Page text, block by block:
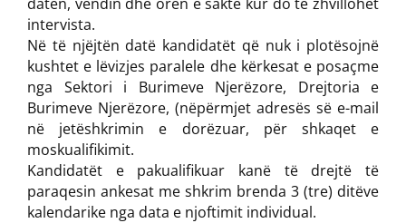
intervista.
Në të njëjtën datë kandidatët që nuk i plotësojnë
kushtet e lëvizjes paralele dhe kërkesat e posaçme
nga Sektori i Burimeve Njerëzore, Drejtoria e
Burimeve Njerëzore, (nëpërmjet adresës së e-mail
në jetëshkrimin e dorëzuar, për shkaqet e
moskualifikimit.
Kandidatët e pakualifikuar kanë të drejtë të
paraqesin ankesat me shkrim brenda 3 (tre) ditëve
kalendarike nga data e njoftimit individual.